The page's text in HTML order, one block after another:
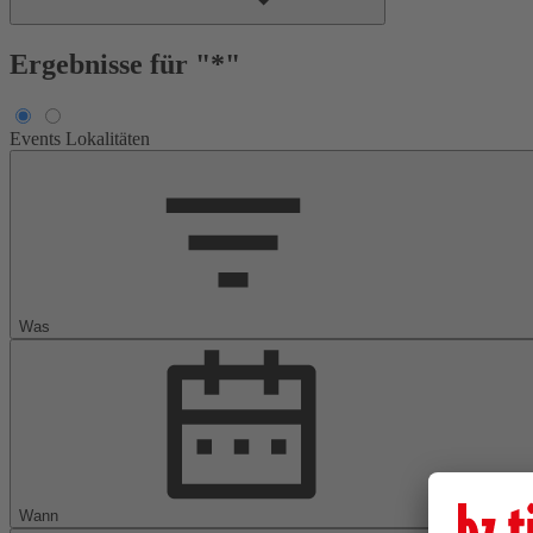
Ergebnisse für "*"
Events Lokalitäten
Was
Wann